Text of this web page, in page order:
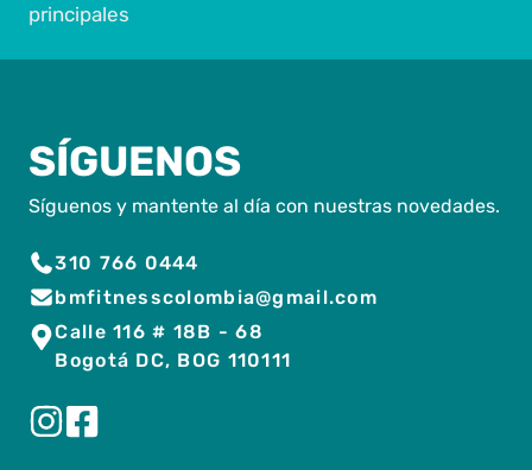
principales
SÍGUENOS
Síguenos y mantente al día con nuestras novedades.
310 766 0444
bmfitnesscolombia@gmail.com
Calle 116 # 18B - 68
Bogotá DC, BOG 110111